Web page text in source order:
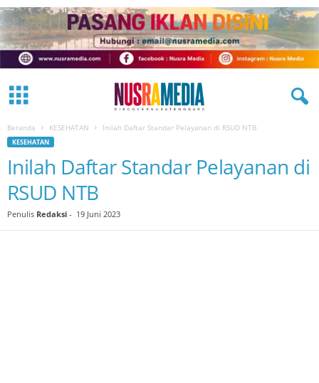
Beranda KESEHATAN Inilah Daftar Standar Pelayanan di RSUD NTB
KESEHATAN
Inilah Daftar Standar Pelayanan di
RSUD NTB
Penulis Redaksi - 19 Juni 2023